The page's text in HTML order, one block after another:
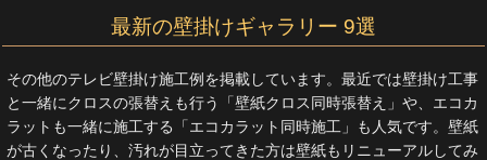
最新の壁掛けギャラリー 9選
その他のテレビ壁掛け施工例を掲載しています。最近では壁掛け工事
と一緒にクロスの張替えも行う「壁紙クロス同時張替え」や、エコカ
ラットも一緒に施工する「エコカラット同時施工」も人気です。壁紙
が古くなったり、汚れが目立ってきた方は壁紙もリニューアルしてみ